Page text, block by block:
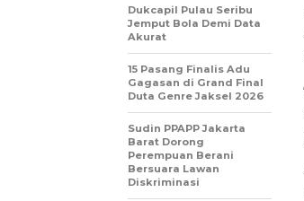
Dukcapil Pulau Seribu
Jemput Bola Demi Data
Akurat
15 Pasang Finalis Adu
Gagasan di Grand Final
Duta Genre Jaksel 2026
Sudin PPAPP Jakarta
Barat Dorong
Perempuan Berani
Bersuara Lawan
Diskriminasi